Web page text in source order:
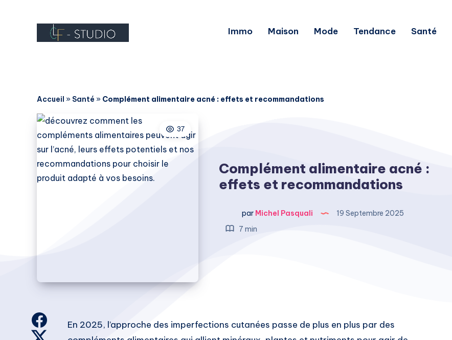
Immo Maison Mode Tendance Santé
Accueil » Santé » Complément alimentaire acné : effets et recommandations
37
Complément alimentaire acné :
effets et recommandations
par Michel Pasquali
19 Septembre 2025
7 min
Share
Share
En 2025, l’approche des imperfections cutanées passe de plus en plus par des